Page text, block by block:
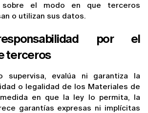
sobre el modo en que terceros
o utilizan sus datos.
por el
terceros
supervisa, evalúa ni garantiza la
o legalidad de los Materiales de
en que la ley lo permita, la
garantías expresas ni implícitas